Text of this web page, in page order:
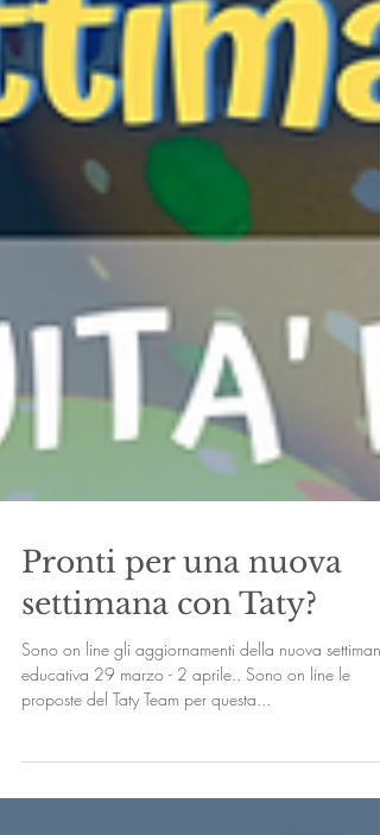
Pronti per una nuova
settimana con Taty?
Sono on line gli aggiornamenti della nuova settimana
proposte del Taty Team per questa...